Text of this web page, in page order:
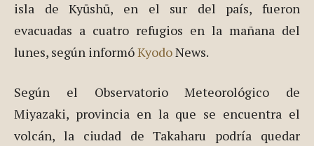
ampliado, para mantener a la población segura.
Unas 610 personas del pueblo de Takaharu, en la
evacuadas a cuatro refugios en la mañana del
lunes, según informó Kyodo News.